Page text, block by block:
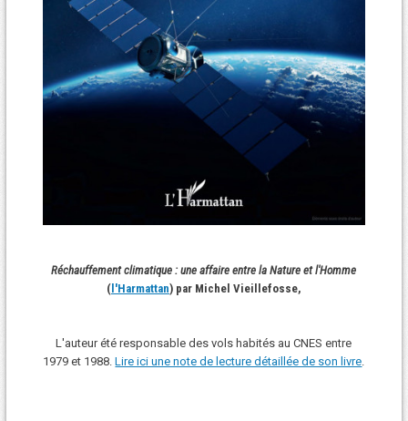
Réchauffement climatique : une affaire entre la Nature et l'Homme
(l'Harmattan) par Michel Vieillefosse,
L'auteur été responsable des vols habités au CNES entre
1979 et 1988.Lire ici une note de lecture détaillée de son livre